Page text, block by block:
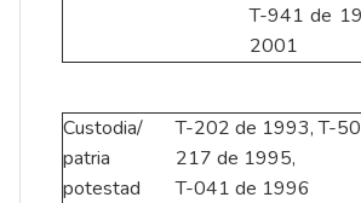
T-941 de
2001
Custodia/
patria
potestad
T-202 de 1993, T-
217 de 1995,
T-041 de 1996